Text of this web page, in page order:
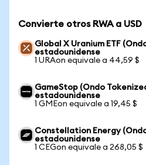
Convierte otros RWA a USD
Global X Uranium ETF
estadounidense
1 URAon equivale a 44,59 $
GameStop (Ondo
estadounidense
1 GMEon equivale a 19,45 $
Constellation Energy
estadounidense
1 CEGon equivale a 268,05 $